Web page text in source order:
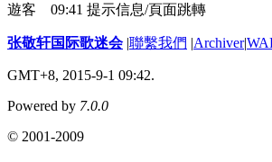
遊客
09:41 提示信息/頁面跳轉
张敬轩国际歌迷会 |聯繫我們 |Archiver|
GMT+8, 2015-9-1 09:42.
Powered by 7.0.0
© 2001-2009